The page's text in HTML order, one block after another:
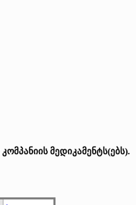
მედიკამენტს(ებს).